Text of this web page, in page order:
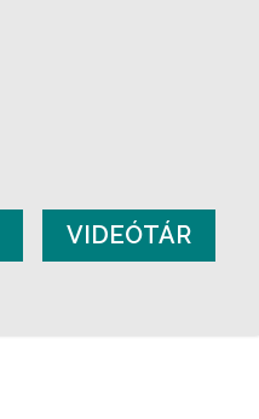
VIDEÓTÁR